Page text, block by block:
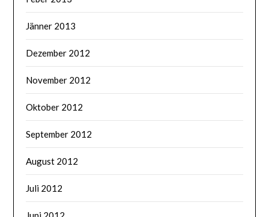
Jänner 2013
Dezember 2012
November 2012
Oktober 2012
September 2012
August 2012
Juli 2012